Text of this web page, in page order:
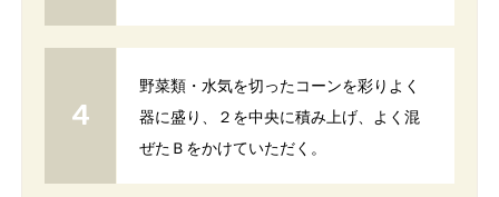
野菜類・水気を切ったコーンを彩りよく
器に盛り、２を中央に積み上げ、よく混
ぜたＢをかけていただく。